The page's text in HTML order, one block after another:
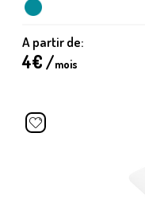
A partir de:
4€ /mois